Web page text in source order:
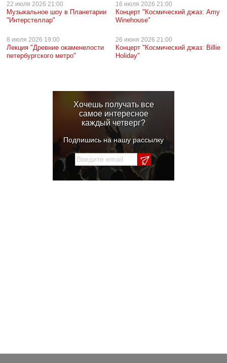
22 июля 2026 21:00
Музыкальное шоу в Планетарии
"Интерстеллар"
16 июля 2026 21:00
Концерт "Космический джаз: Amy
Winehouse"
8 июля 2026 19:00
Лекция "Древние окаменелости
петербургского метро"
26 июня 2026 21:00
Концерт "Космический джаз: Billie
Holiday"
Хочешь получать все
самое интересное
каждый четверг?
Подпишись на нашу рассылку